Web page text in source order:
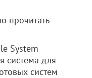
прочитать
System
система для
систем